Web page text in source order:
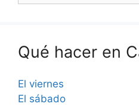
Qué hacer en
El viernes
El sábado